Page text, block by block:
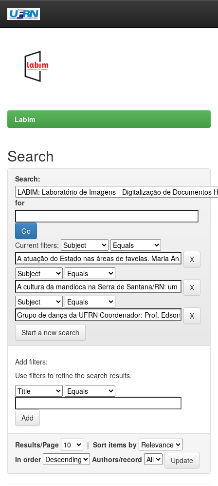
Labim
Search
Search:
for
Current filters:
Start a new search
Add filters:
Use filters to refine the search results.
Results/Page | Sort items by
In order
Authors/record